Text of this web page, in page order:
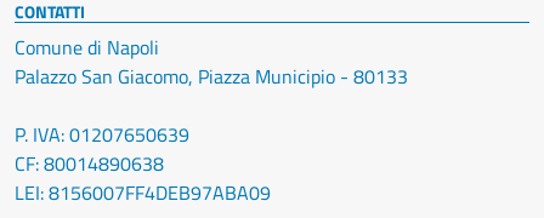
CONTATTI
Comune di Napoli
Palazzo San Giacomo, Piazza Municipio - 80133
P. IVA: 01207650639
CF: 80014890638
LEI: 8156007FF4DEB97ABA09